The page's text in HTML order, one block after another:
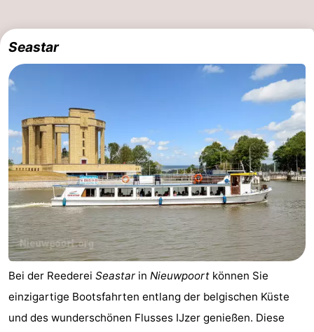
Seastar
Bei der Reederei Seastar in Nieuwpoort können Sie
einzigartige Bootsfahrten entlang der belgischen Küste
und des wunderschönen Flusses IJzer genießen. Diese